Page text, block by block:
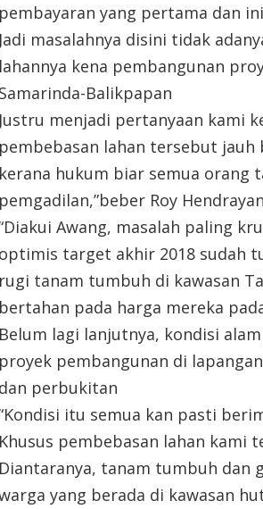
pembayaran yang pertama dan
Jadi masalahnya disini tidak
lahannya kena pembangunan
Samarinda-Balikpapan
Justru menjadi pertanyaan kami
pembebasan lahan tersebut jauh
kerana hukum biar semua orang
pemgadilan,”beber Roy
Awang, masalah paling
optimis target akhir 2018 sudah
rugi tanam tumbuh di kawasan
bertahan pada harga mereka
Belum lagi lanjutnya, kondisi
proyek pembangunan di
dan perbukitan
itu semua kan pasti
Khusus pembebasan lahan kami
Diantaranya, tanam tumbuh dan
yang berada di kawasan